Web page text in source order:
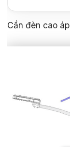
Cần đèn cao